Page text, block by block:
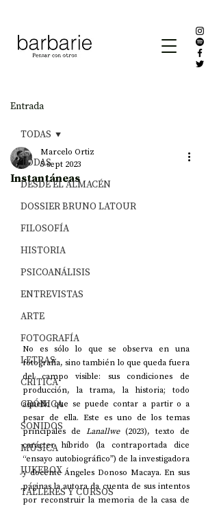
Entrada
TODAS
DESDE EL ALMACÉN
DOSSIER BRUNO LATOUR
FILOSOFÍA
HISTORIA
PSICOANÁLISIS
ENTREVISTAS
ARTE
FOTOGRAFÍA
LETRAS
CRÍTICA
CRÓNICA
SONIDOS
MÚSICA
JUKEBOX
TALLERES Y CURSOS
TODAS
Instantáneas
Marcelo Ortiz
5 sept 2023
No es sólo lo que se observa en una
fotografía, sino también lo que queda fuera
del campo visible: sus condiciones de
producción, la trama, la historia; todo
aquello que se puede contar a partir o a
pesar de ella. Este es uno de los temas
principales de Lanallwe (2023), texto de
carácter híbrido (la contraportada dice
“ensayo autobiográfico”) de la investigadora
y docente Ángeles Donoso Macaya. En sus
páginas la autora da cuenta de sus intentos
por reconstruir la memoria de la casa de